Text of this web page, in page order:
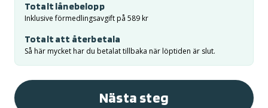
Totalt lånebelopp
Inklusive förmedlingsavgift på 589 kr
Totalt att återbetala
Så här mycket har du betalat tillbaka när löptiden är slut.
Nästa steg